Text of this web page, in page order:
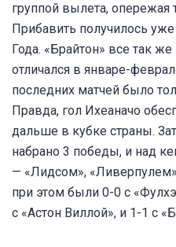
группой вылета, опережая
Прибавить получилось
Года. «Брайтон» все так
отличался в январе-
последних матчей было
Правда, гол Ихеаначо
дальше в кубке страны.
набрано 3 победы, и над
— «Лидсом»,
при этом были 0-0 с
с «Астон Виллой», и 1-1 с